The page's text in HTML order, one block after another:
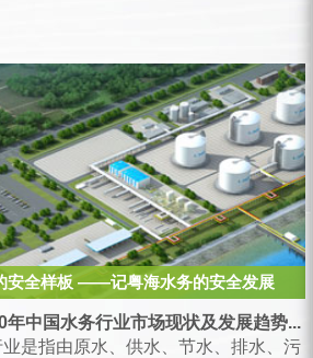
安全样板 ——记粤海水务的安全发展
年中国水务行业市场现状及发展趋势...
是指由原水、供水、节水、排水、污